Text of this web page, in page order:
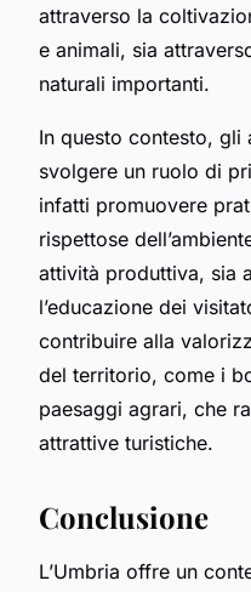
attraverso la
e animali, sia
naturali importanti.
In questo contesto, gli
svolgere un ruolo di
infatti promuovere
rispettose
attività produttiva, sia
l’educazione dei
contribuire alla
del territorio, come i
paesaggi agrari, che
attrattive turistiche.
Conclusione
L’Umbria offre un